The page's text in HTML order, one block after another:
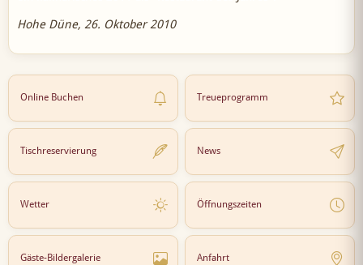
Hohe Düne, 26. Oktober 2010
Online Buchen Treueprogramm
Tischreservierung News
Wetter Öffnungszeiten
Gäste-Bildergalerie Anfahrt